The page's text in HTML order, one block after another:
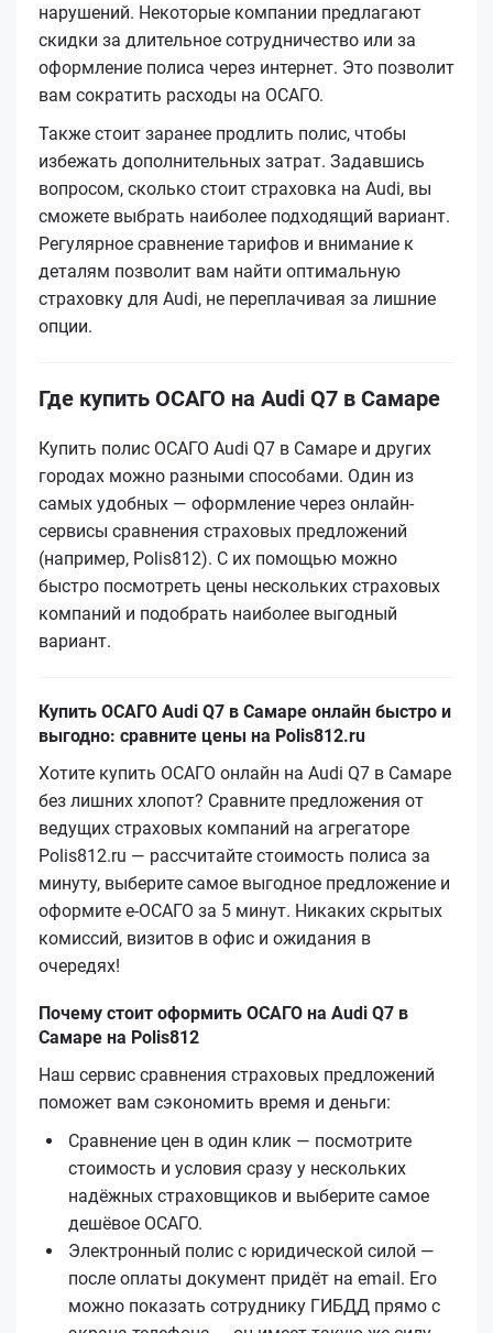
нарушений. Некоторые компании предлагают
скидки за длительное сотрудничество или за
оформление полиса через интернет. Это позволит
вам сократить расходы на ОСАГО.
Также стоит заранее продлить полис, чтобы
избежать дополнительных затрат. Задавшись
вопросом, сколько стоит страховка на Audi, вы
сможете выбрать наиболее подходящий вариант.
Регулярное сравнение тарифов и внимание к
деталям позволит вам найти оптимальную
страховку для Audi, не переплачивая за лишние
опции.
Где купить ОСАГО на Audi Q7 в Самаре
Купить полис ОСАГО Audi Q7 в Самаре и других
городах можно разными способами. Один из
самых удобных — оформление через онлайн-
сервисы сравнения страховых предложений
(например, Polis812). С их помощью можно
быстро посмотреть цены нескольких страховых
компаний и подобрать наиболее выгодный
вариант.
Купить ОСАГО Audi Q7 в Самаре онлайн быстро и
выгодно: сравните цены на Polis812.ru
Хотите купить ОСАГО онлайн на Audi Q7 в Самаре
без лишних хлопот? Сравните предложения от
ведущих страховых компаний на агрегаторе
Polis812.ru — рассчитайте стоимость полиса за
минуту, выберите самое выгодное предложение и
оформите е‑ОСАГО за 5 минут. Никаких скрытых
комиссий, визитов в офис и ожидания в
очередях!
Почему стоит оформить ОСАГО на Audi Q7 в
Самаре на Polis812
Наш сервис сравнения страховых предложений
поможет вам сэкономить время и деньги:
Сравнение цен в один клик — посмотрите
стоимость и условия сразу у нескольких
надёжных страховщиков и выберите самое
дешёвое ОСАГО.
Электронный полис с юридической силой —
после оплаты документ придёт на email. Его
можно показать сотруднику ГИБДД прямо с